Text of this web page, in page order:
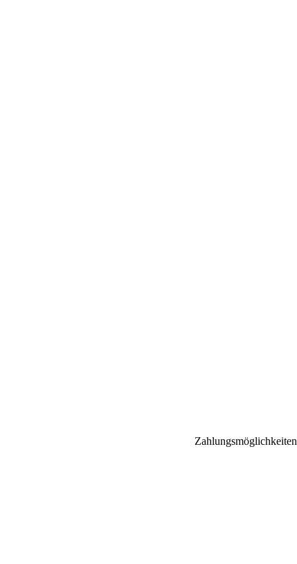
Zahlungsmöglichkeiten